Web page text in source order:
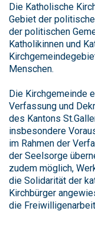
Die Katholische
Gebiet der
der politischen
Katholikinnen und
Menschen.
Die Kirchgemeinde
Verfassung und
des Kantons
insbesondere
im Rahmen der
der Seelsorge
zudem möglich,
die Solidarität der
Kirchbürger
die